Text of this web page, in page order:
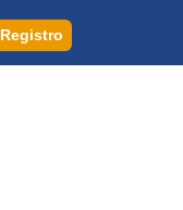
Registro